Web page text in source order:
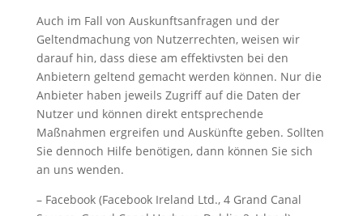
Auch im Fall von Auskunftsanfragen und der
Geltendmachung von Nutzerrechten, weisen wir
darauf hin, dass diese am effektivsten bei den
Anbietern geltend gemacht werden können. Nur die
Anbieter haben jeweils Zugriff auf die Daten der
Nutzer und können direkt entsprechende
Maßnahmen ergreifen und Auskünfte geben. Sollten
Sie dennoch Hilfe benötigen, dann können Sie sich
an uns wenden.
– Facebook (Facebook Ireland Ltd., 4 Grand Canal